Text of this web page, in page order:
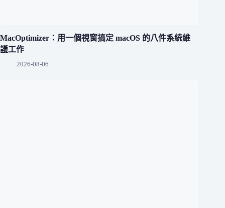
MacOptimizer：用一個視窗搞定 macOS 的八件系統維
護工作
2026-08-06